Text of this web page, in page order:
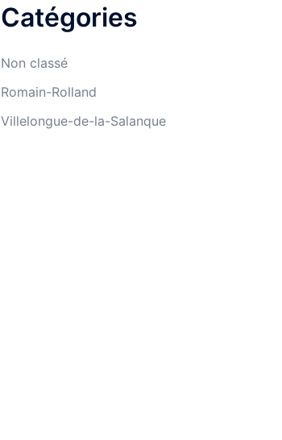
Catégories
Non classé
Romain-Rolland
Villelongue-de-la-Salanque